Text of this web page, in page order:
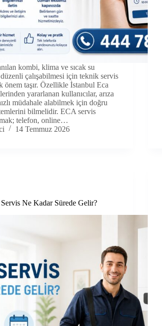
kombi, klima ve sıcak su
çalışabilmesi için teknik servis
önem taşır. Özellikle İstanbul Eca
yararlanan kullanıcılar, arıza
müdahale alabilmek için doğru
bilmelidir. ECA servis
telefon, online…
14 Temmuz 2026
Ne Kadar Sürede Gelir?